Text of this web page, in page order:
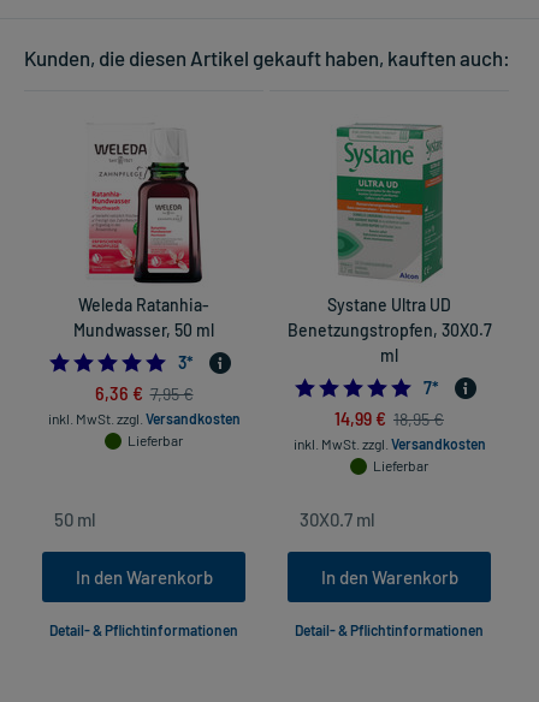
Kunden, die diesen Artikel gekauft haben, kauften auch:
Weleda Ratanhia-
Mundwasser, 50 ml
5.0
3*
6,36 € 7,95 €
inkl. MwSt. zzgl. Versandkosten
Lieferbar
In den Warenkorb
Detail- & Pflichtinformationen
Systane Ultra UD
Benetzungstropfen, 30X0.7
ml
7*
14,99 € 18,95 €
inkl. MwSt. zzgl. Versandkosten
Lieferbar
In den Warenkorb
Detail- & Pflichtinformationen